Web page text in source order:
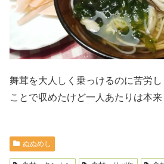
舞茸を大人しく乗っけるのに苦労
ことで収めたけど一人あたりは本来
ぬぬめし